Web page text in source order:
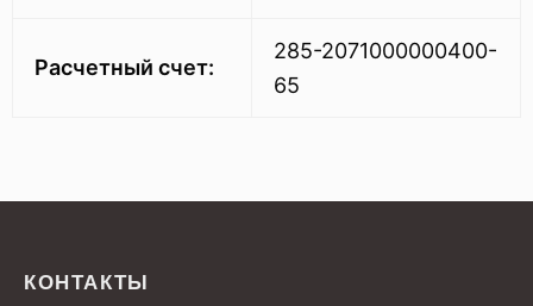
Расчетный счет:
285-2071000000400-
65
КОНТАКТЫ